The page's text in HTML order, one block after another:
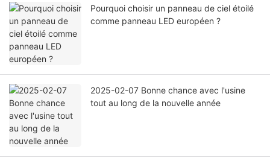
Pourquoi choisir un panneau de ciel étoilé
comme panneau LED européen ?
2025-02-07 Bonne chance avec l'usine
tout au long de la nouvelle année